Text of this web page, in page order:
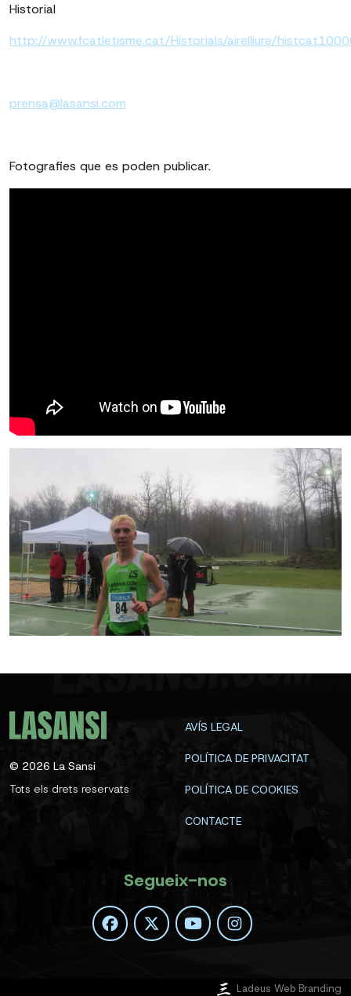
Historial
http://www.fcatletisme.cat/Historials/airelliure/
prensa@lasansi.com
Fotografies que es poden publicar.
© 2026 La Sansi
Tots els drets reservats
AVÍS LEGAL
POLÍTICA DE PRIVACITAT
POLÍTICA DE COOKIES
CONTACTE
Segueix-nos
Ladeus Web Branding